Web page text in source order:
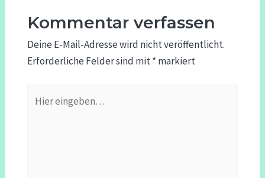
Kommentar verfassen
Deine E-Mail-Adresse wird nicht veröffentlicht.
Erforderliche Felder sind mit* markiert
eingeben…